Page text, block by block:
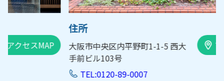
大阪市中央区内平野町1-1-5 西大
手前ビル103号
アクセスMAP
TEL:0120-89-0007